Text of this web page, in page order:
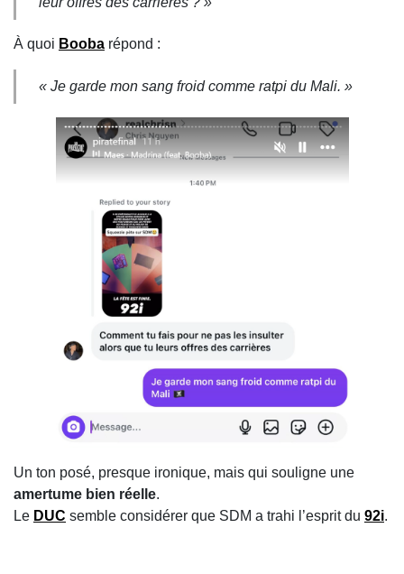
À quoi Booba répond :
« Je garde mon sang froid comme ratpi du Mali. »
Un ton posé, presque ironique, mais qui souligne une
amertume bien réelle.
Le DUC semble considérer que SDM a trahi l’esprit du 92i.